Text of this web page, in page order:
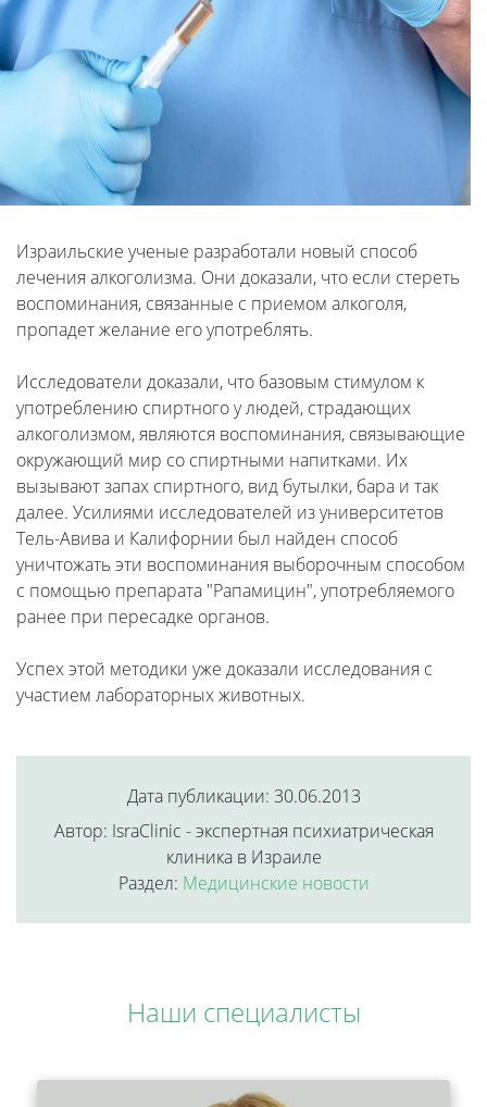
Израильские ученые разработали новый способ
лечения алкоголизма. Они доказали, что если стереть
воспоминания, связанные с приемом алкоголя,
пропадет желание его употреблять.
Исследователи доказали, что базовым стимулом к
употреблению спиртного у людей, страдающих
алкоголизмом, являются воспоминания, связывающие
окружающий мир со спиртными напитками. Их
вызывают запах спиртного, вид бутылки, бара и так
далее. Усилиями исследователей из университетов
Тель-Авива и Калифорнии был найден способ
уничтожать эти воспоминания выборочным способом
с помощью препарата "Рапамицин", употребляемого
ранее при пересадке органов.
Успех этой методики уже доказали исследования с
участием лабораторных животных.
Дата публикации: 30.06.2013
Автор: IsraClinic - экспертная психиатрическая
клиника в Израиле
Раздел: Медицинские новости
Наши специалисты